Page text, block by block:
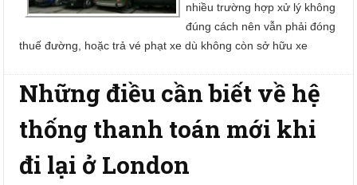
nhiều trường hợp xử lý không
đúng cách nên vẫn phải đóng
thuế đường, hoặc trả vé phạt xe dù không còn sở hữu xe
Những điều cần biết về hệ
thống thanh toán mới khi
đi lại ở London